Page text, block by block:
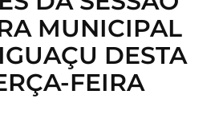
MUNICIPAL
DESTA
FEIRA